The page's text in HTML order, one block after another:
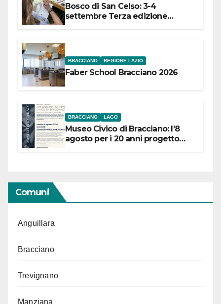
Bosco di San Celso: 3-4
settembre Terza edizione
BRACCIANO REGIONE LAZIO
Faber School Bracciano 2026
BRACCIANO LAGO
Museo Civico di Bracciano: l’8
agosto per i 20 anni progetto
Comuni
Anguillara
Bracciano
Trevignano
Manziana